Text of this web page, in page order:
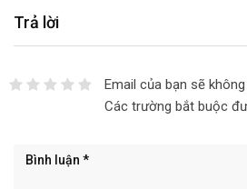
Trả lời
Email của bạn sẽ
Các trường bắt buộc